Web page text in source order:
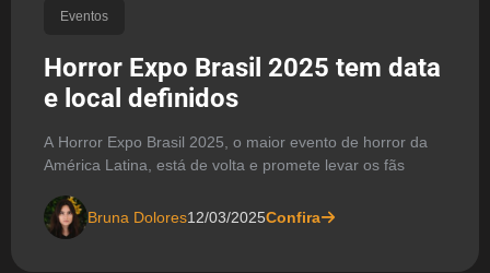
Eventos
Horror Expo Brasil 2025 tem data
e local definidos
A Horror Expo Brasil 2025, o maior evento de horror da
América Latina, está de volta e promete levar os fãs
Bruna Dolores12/03/2025Confira